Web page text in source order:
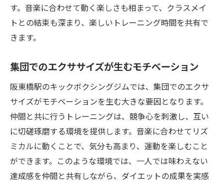
す。音楽に合わせて動く楽しさも相まって、クラスメイ
トとの結束も深まり、楽しいトレーニング時間を共有で
きます。
集団でのエクササイズが生むモチベーション
阪東橋駅のキックボクシングジムでは、集団でのエクサ
サイズがモチベーションを生む大きな要因となります。
仲間と共に行うトレーニングは、競争心を刺激し、互い
に切磋琢磨する環境を提供します。音楽に合わせてリズ
ミカルに動くことで、気分も高まり、運動を楽しむこと
ができます。このような環境では、一人では味わえない
達成感を仲間と共有しながら、ダイエットの成果を実感